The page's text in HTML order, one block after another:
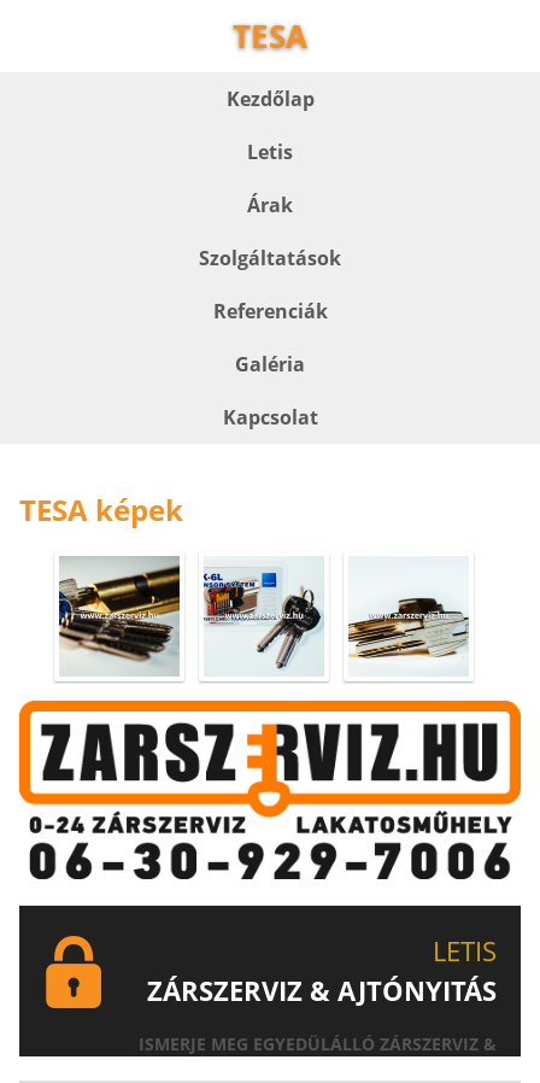
TESA
Kezdőlap
Letis
Árak
Szolgáltatások
Referenciák
Galéria
Kapcsolat
TESA képek
LETIS
ZÁRSZERVIZ & AJTÓNYITÁS
ISMERJE MEG EGYEDÜLÁLLÓ ZÁRSZERVIZ &